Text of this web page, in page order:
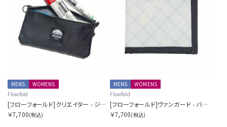
MENS
WOMENS
Flowfold
[フローフォールド]クリエイター - ジッパーポーチウォレット
￥7,700(税込)
MENS
WOMENS
Flowfold
[フローフォールド]ヴァンガード - バイフォールドウォレット
￥7,700(税込)